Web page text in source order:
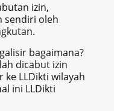
izin,
sendiri oleh
bagaimana?
dicabut izin
ke LLDikti wilayah
ini LLDikti